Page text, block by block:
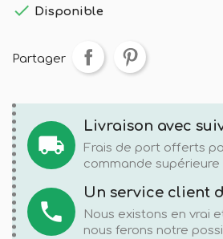
 Disponible
Partager
local_shipping
Livraison avec
Frais de port offerts
commande supérieure
local_phone
Un service client
Nous existons en vrai
nous ferons notre